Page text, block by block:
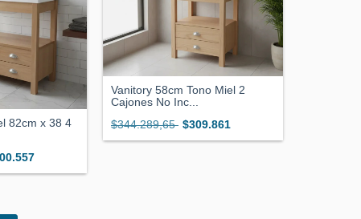
82cm x 38 4
Vanitory 58cm Tono Miel 2
Cajones No Inc...
$344.289,65 $309.861